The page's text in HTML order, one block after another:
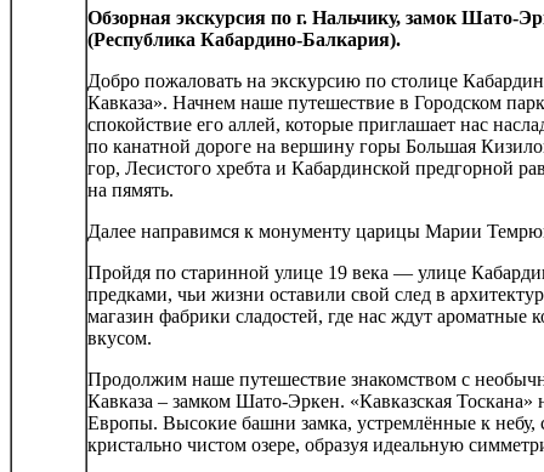
Обзорная экскурсия по г. Нальчику, замок Шато-
(Республика Кабардино-Балкария).
Добро пожаловать на экскурсию по столице
Кавказа». Начнем наше путешествие в Городском
спокойствие его аллей, которые приглашает нас
по канатной дороге на вершину горы Большая
гор, Лесистого хребта и Кабардинской предгорной
на пямять.
Далее направимся к монументу царицы Марии
Пройдя по старинной улице 19 века — улице
предками, чьи жизни оставили свой след в
магазин фабрики сладостей, где нас ждут
вкусом.
Продолжим наше путешествие знакомством с
Кавказа – замком Шато-Эркен. «Кавказская Тоскана»
Европы. Высокие башни замка, устремлённые к небу,
кристально чистом озере, образуя идеальную